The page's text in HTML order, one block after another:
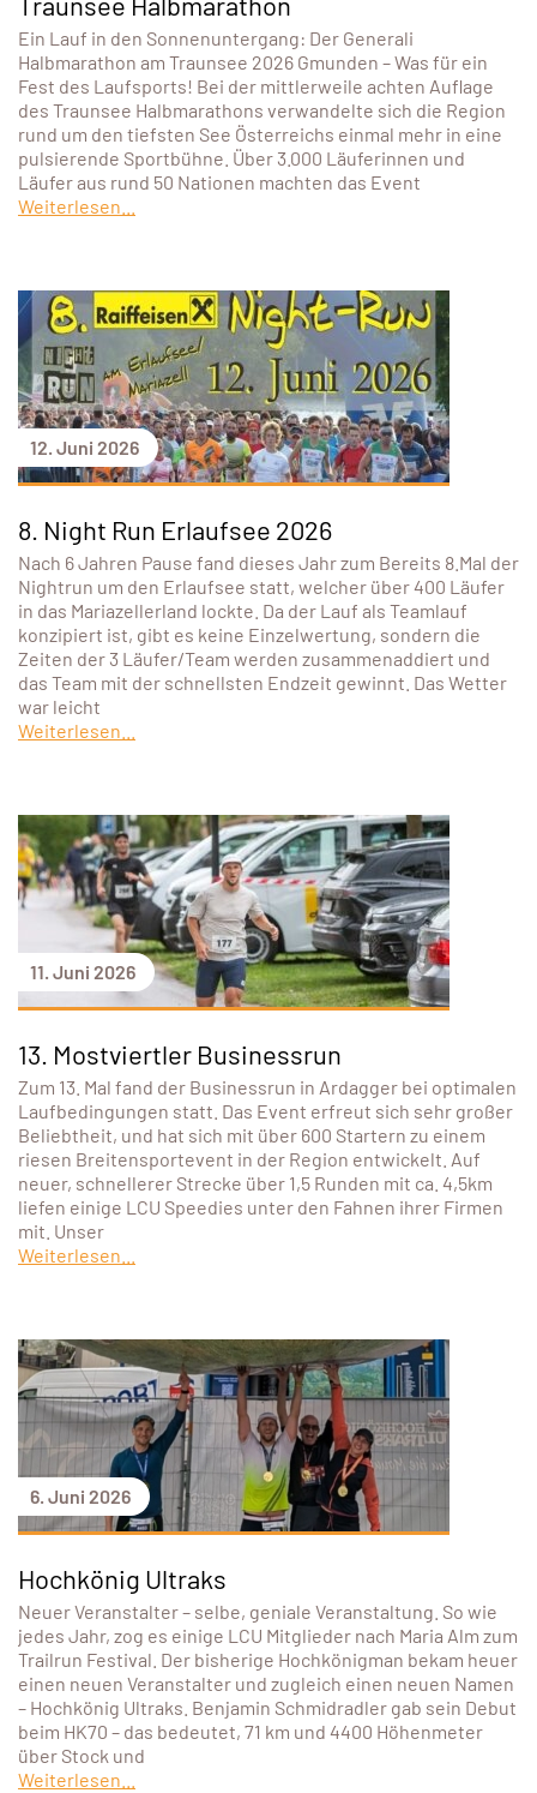
Ein Lauf in den Sonnenuntergang: Der Generali
Halbmarathon am Traunsee 2026 Gmunden – Was für ein
Fest des Laufsports! Bei der mittlerweile achten Auflage
des Traunsee Halbmarathons verwandelte sich die Region
rund um den tiefsten See Österreichs einmal mehr in eine
pulsierende Sportbühne. Über 3.000 Läuferinnen und
Läufer aus rund 50 Nationen machten das Event
Weiterlesen...
12. Juni 2026
8. Night Run Erlaufsee 2026
Nach 6 Jahren Pause fand dieses Jahr zum Bereits 8.Mal der
Nightrun um den Erlaufsee statt, welcher über 400 Läufer
in das Mariazellerland lockte. Da der Lauf als Teamlauf
konzipiert ist, gibt es keine Einzelwertung, sondern die
Zeiten der 3 Läufer/Team werden zusammenaddiert und
das Team mit der schnellsten Endzeit gewinnt. Das Wetter
war leicht
Weiterlesen...
11. Juni 2026
13. Mostviertler Businessrun
Zum 13. Mal fand der Businessrun in Ardagger bei optimalen
Laufbedingungen statt. Das Event erfreut sich sehr großer
Beliebtheit, und hat sich mit über 600 Startern zu einem
riesen Breitensportevent in der Region entwickelt. Auf
neuer, schnellerer Strecke über 1,5 Runden mit ca. 4,5km
liefen einige LCU Speedies unter den Fahnen ihrer Firmen
mit. Unser
Weiterlesen...
6. Juni 2026
Hochkönig Ultraks
Neuer Veranstalter – selbe, geniale Veranstaltung. So wie
jedes Jahr, zog es einige LCU Mitglieder nach Maria Alm zum
Trailrun Festival. Der bisherige Hochkönigman bekam heuer
einen neuen Veranstalter und zugleich einen neuen Namen
– Hochkönig Ultraks. Benjamin Schmidradler gab sein Debut
beim HK70 – das bedeutet, 71 km und 4400 Höhenmeter
über Stock und
Weiterlesen...